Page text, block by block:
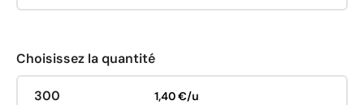
Choisissez la quantité
300 1,40 €/u